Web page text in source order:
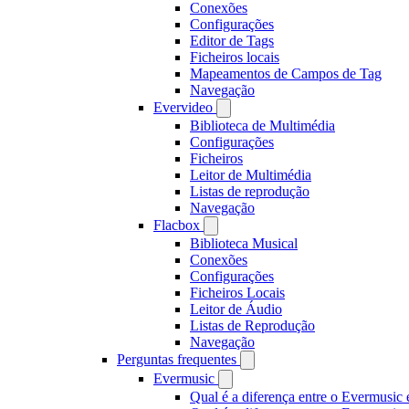
Conexões
Configurações
Editor de Tags
Ficheiros locais
Mapeamentos de Campos de Tag
Navegação
Evervideo
Biblioteca de Multimédia
Configurações
Ficheiros
Leitor de Multimédia
Listas de reprodução
Navegação
Flacbox
Biblioteca Musical
Conexões
Configurações
Ficheiros Locais
Leitor de Áudio
Listas de Reprodução
Navegação
Perguntas frequentes
Evermusic
Qual é a diferença entre o Evermusic